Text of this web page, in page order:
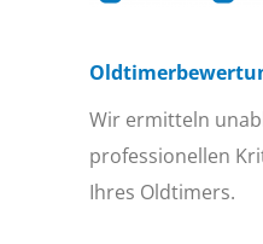
Wir ermitteln
professionellen
Ihres Oldtimers.